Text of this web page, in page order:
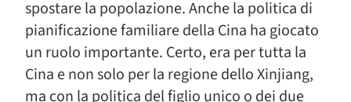
spostare la popolazione. Anche la politica di
pianificazione familiare della Cina ha giocato
un ruolo importante. Certo, era per tutta la
Cina e non solo per la regione dello Xinjiang,
ma con la politica del figlio unico o dei due